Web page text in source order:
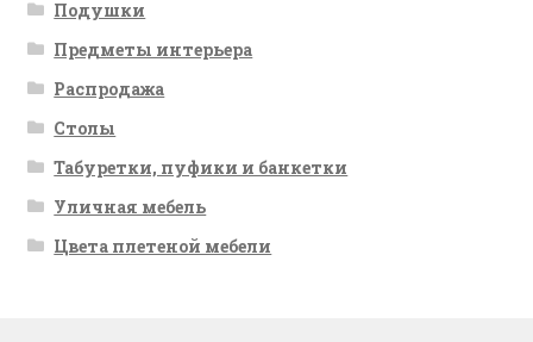
Подушки
Предметы интерьера
Распродажа
Столы
Табуретки, пуфики и банкетки
Уличная мебель
Цвета плетеной мебели